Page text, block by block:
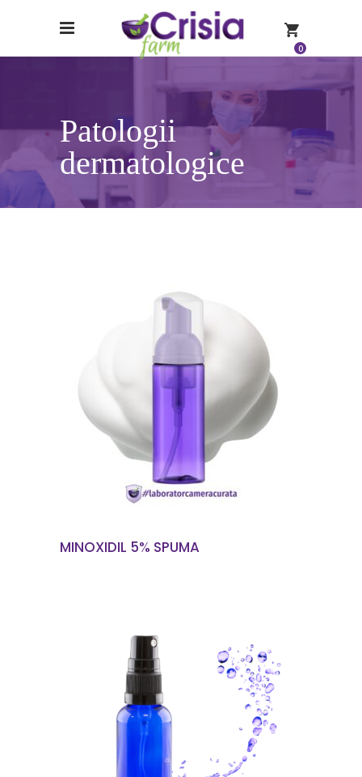
0
Patologii
dermatologice
CITEȘTE MAI MULT
MINOXIDIL 5% SPUMA
CITEȘTE MAI MULT